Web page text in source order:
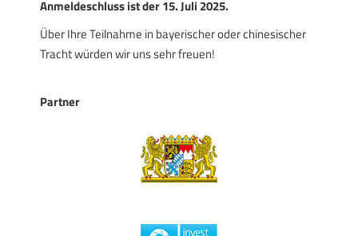
Anmeldeschluss ist der 15. Juli 2025.
Über Ihre Teilnahme in bayerischer oder chinesischer
Tracht würden wir uns sehr freuen!
Partner